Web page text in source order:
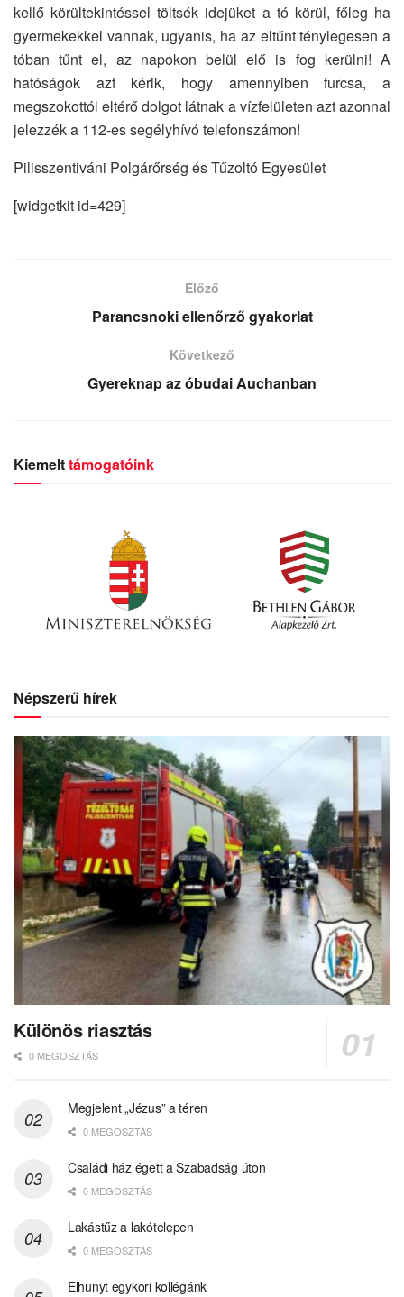
kellő körültekintéssel töltsék idejüket a tó körül, főleg ha
gyermekekkel vannak, ugyanis, ha az eltűnt ténylegesen a
tóban tűnt el, az napokon belül elő is fog kerülni! A
hatóságok azt kérik, hogy amennyiben furcsa, a
megszokottól eltérő dolgot látnak a vízfelületen azt azonnal
jelezzék a 112-es segélyhívó telefonszámon!
Pilisszentiváni Polgárőrség és Tűzoltó Egyesület
[widgetkit id=429]
Előző
Parancsnoki ellenőrző gyakorlat
Következő
Gyereknap az óbudai Auchanban
Kiemelttámogatóink
Népszerű hírek
Különös riasztás
0 MEGOSZTÁS
Megjelent „Jézus” a téren
0 MEGOSZTÁS
Családi ház égett a Szabadság úton
0 MEGOSZTÁS
Lakástűz a lakótelepen
0 MEGOSZTÁS
Elhunyt egykori kollégánk